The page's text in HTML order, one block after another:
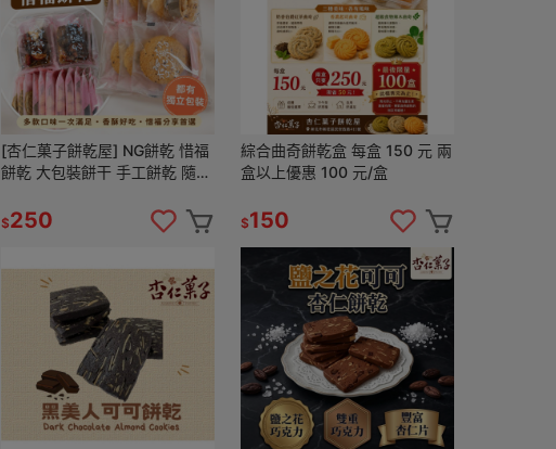
[杏仁菓子餅乾屋] NG餅乾 惜福
餅乾 大包裝餅干 手工餅乾 隨機
$250
綜合曲奇餅乾盒 每盒 150 元 兩
盒以上優惠 100 元/盒
$150